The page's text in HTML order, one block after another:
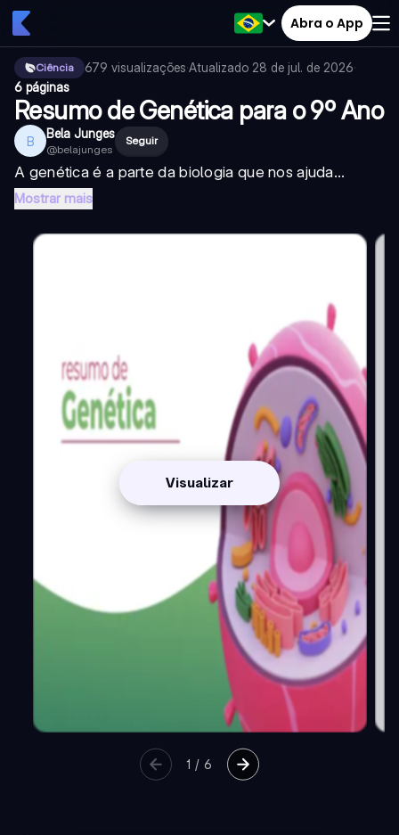
Abra o App
Ciência 679 visualizações·Atualizado 28 de jul. de 2026·
6 páginas
Resumo de Genética para o 9º Ano
B Bela Junges
@belajunges
Seguir
A genética é a parte da biologia que nos ajuda...
Mostrar mais
Visualizar
1 /6